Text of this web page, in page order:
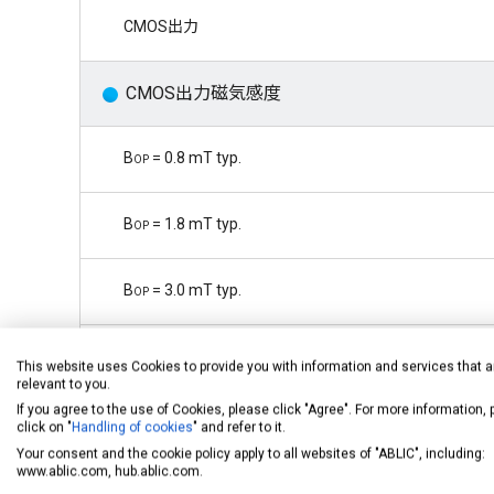
CMOS出力
CMOS出力磁気感度
Bop = 0.8 mT typ.
Bop = 1.8 mT typ.
Bop = 3.0 mT typ.
= 7.0 mT typ.
駆動周期（消費電流）
This website uses Cookies to provide you with information and services that
relevant to you.
If you agree to the use of Cookies, please click "Agree". For more information,
click on "Handling of cookies" and refer to it.
Your consent and the cookie policy apply to all websites of "ABLIC", including:
www.ablic.com, hub.ablic.com.